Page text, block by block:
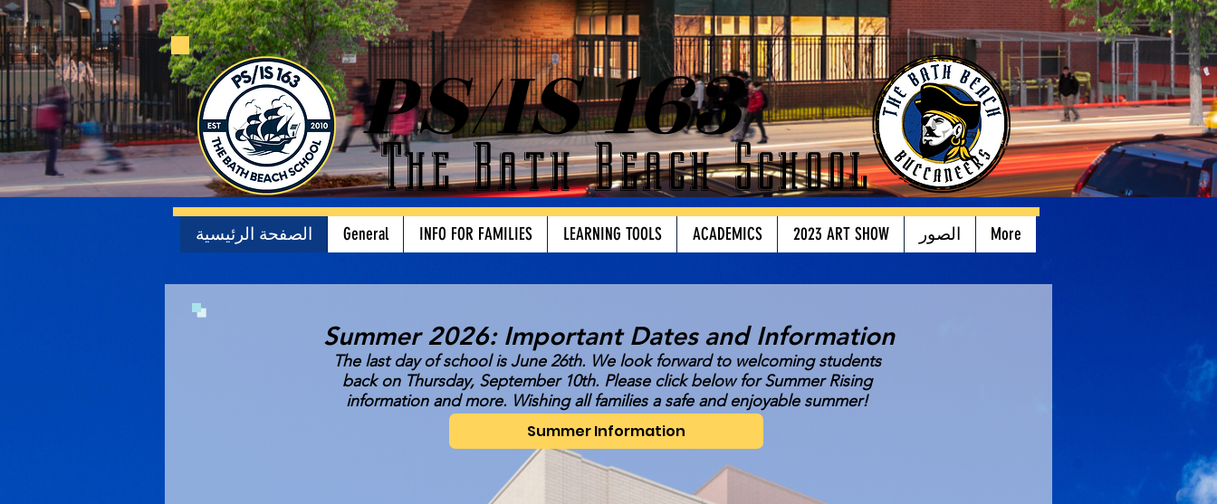
PS/IS 163
The Bath Beach School
الصفحة الرئيسية General INFO FOR FAMILIES LEARNING TOOLS ACADEMICS 2023 ART SHOW الصور More
Summer 2026: Important Dates and Information
The last day of school is June 26th. We look forward to welcoming students
back on Thursday, September 10th. Please click below for Summer Rising
information and more. Wishing all families a safe and enjoyable summer!
Summer Information